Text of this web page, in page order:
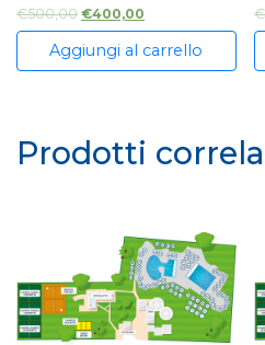
€500,00 €400,00
Aggiungi al carrello
€
Prodotti